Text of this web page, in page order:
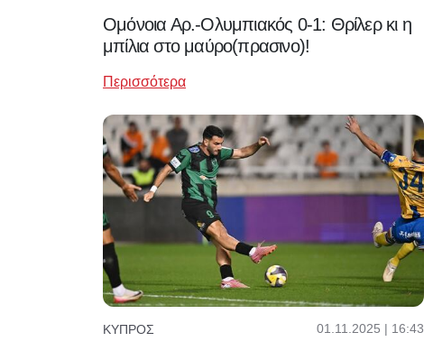
Ομόνοια Αρ.-Ολυμπιακός 0-1: Θρίλερ κι η
μπίλια στο μαύρο(πρασινο)!
Περισσότερα
ΚΎΠΡΟΣ 01.11.2025 | 16:43